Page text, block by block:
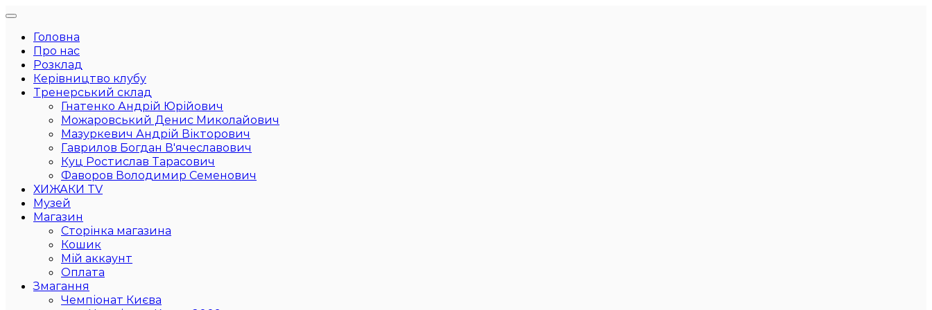
Головна
Про нас
Розклад
Керівництво клубу
Тренерський склад
Гнатенко Андрій Юрійович
Можаровський Денис Миколайович
Мазуркевич Андрій Вікторович
Гаврилов Богдан В'ячеславович
Куц Ростислав Тарасович
Фаворов Володимир Семенович
ХИЖАКИ TV
Музей
Магазин
Сторінка магазина
Кошик
Мій аккаунт
Оплата
Змагання
Чемпіонат Києва